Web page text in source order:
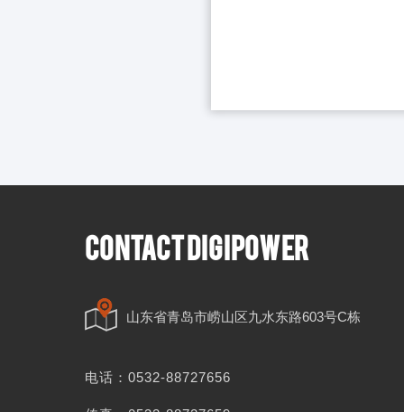
CONTACT DIGIPOWER
山东省青岛市崂山区九水东路603号C栋
电话：0532-88727656